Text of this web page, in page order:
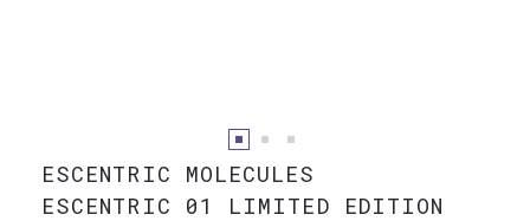
ESCENTRIC MOLECULES
ESCENTRIC 01 LIMITED EDITION